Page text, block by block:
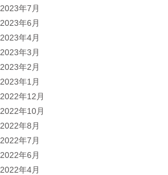
2023年7月
2023年6月
2023年4月
2023年3月
2023年2月
2023年1月
2022年12月
2022年10月
2022年8月
2022年7月
2022年6月
2022年4月